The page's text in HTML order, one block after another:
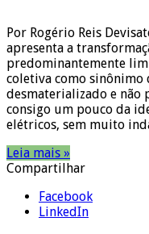
Por Rogério Reis
apresenta a
predominantemente
coletiva como
desmaterializado e não
consigo um pouco da
elétricos, sem muito
Leia mais »
Compartilhar
Facebook
LinkedIn